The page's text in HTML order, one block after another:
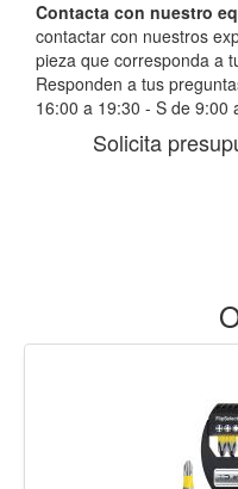
Contacta con nuestro
contactar con nuestros
pieza que corresponda a
Responden a tus
16:00 a 19:30 - S de 9:00
Solicita